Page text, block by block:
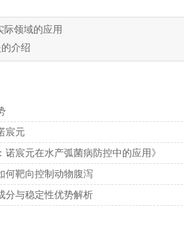
际领域的应用
介绍
宸元
宸元在水产弧菌病防控中的应用》​
何靶向控制动物腹泻
分与稳定性优势解析